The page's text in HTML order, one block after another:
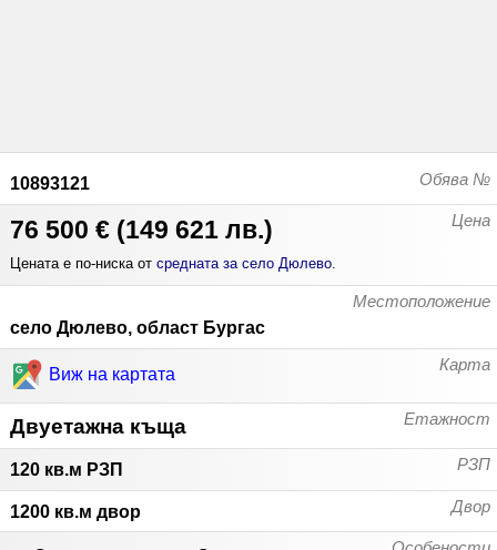
Обява №
10893121
Цена
76 500 € (149 621 лв.)
Цената е по-ниска от средната за село Дюлево.
Местоположение
село Дюлево, област Бургас
Карта
Виж на картата
Етажност
Двуетажна къща
РЗП
120 кв.м РЗП
Двор
1200 кв.м двор